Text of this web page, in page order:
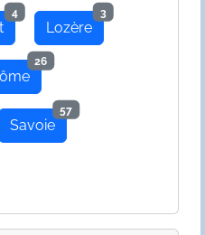
4
Lozère
3
26
Savoie
57